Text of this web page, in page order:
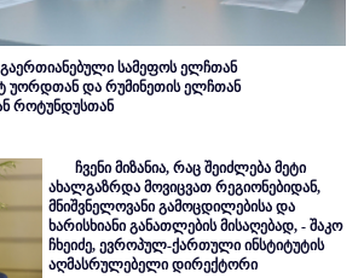
სამეფოს ელჩთან
უორდთან და რუმინეთის ელჩთან
როტუნდუსთან
ჩვენი მიზანია, რაც შეიძლება მეტი
ახალგაზრდა მოვიცვათ რეგიონებიდან,
მნიშვნელოვანი გამოცდილებისა და
ხარისხიანი განათლების მისაღებად, - შაკო
ჩხეიძე, ევროპულ-ქართული ინსტიტუტის
აღმასრულებელი დირექტორი